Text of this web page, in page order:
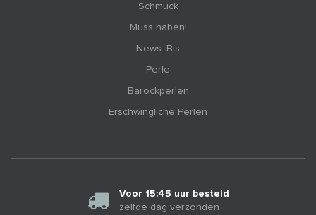
Schmuck
Muss haben!
News: Bis
Perle
Barockperlen
Erschwingliche Perlen
Voor 15:45 uur besteld
zelfde dag verzonden